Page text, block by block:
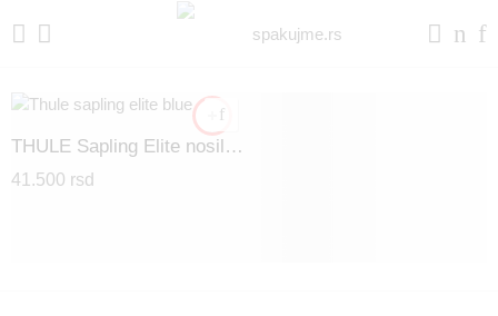
THULE Sapling Elite nosiljka za dete - Svetlo plava
41.500 rsd